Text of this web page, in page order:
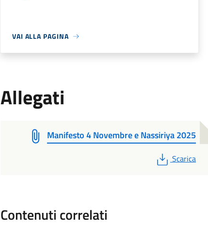
VAI ALLA PAGINA
Allegati
Manifesto 4 Novembre e Nassiriya 2025
PDF
Scarica
Contenuti correlati